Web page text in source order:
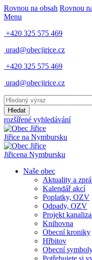
Rovnou na obsah Rovnou
Menu
+420 325 575 469
urad@obecjirice.cz
+420 325 575 469
urad@obecjirice.cz
Hledat
rozšířené vyhledávání
Jiřice na Nymbursku
Jiřicena Nymbursku
Naše obec
Aktuality a
Kalendář akcí
Poplatky, OZV
Odpady, OZV
Projekt
Knihovna
Obecní kroniky
Hřbitov
Obecní
Potřebujete si